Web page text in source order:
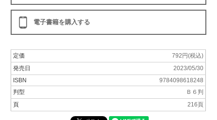
電子書籍を購入する
定価
792円(税込)
発売日
2023/05/30
ISBN
9784098618248
判型
Ｂ６判
頁
216頁